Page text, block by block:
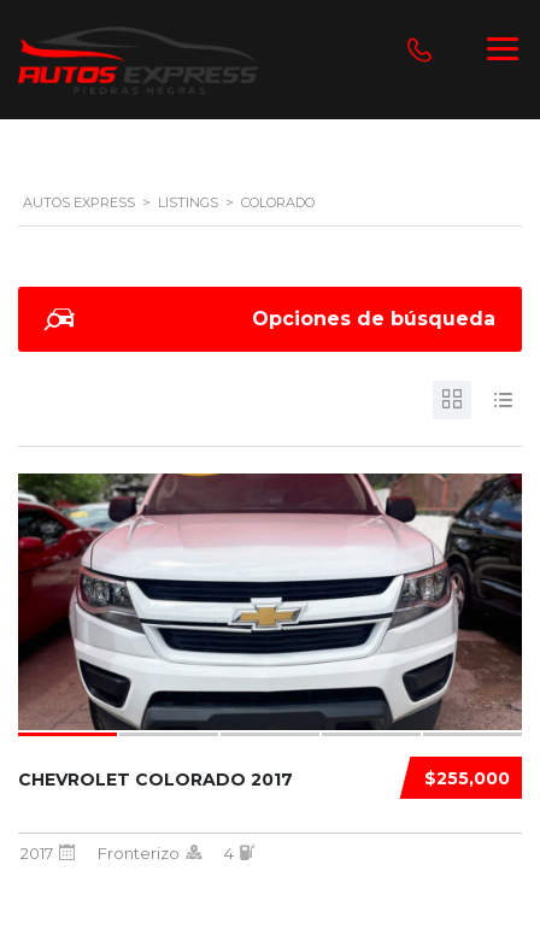
AUTOS EXPRESS > LISTINGS > COLORADO
Opciones de búsqueda
$255,000
CHEVROLET COLORADO 2017
2017 Fronterizo 4